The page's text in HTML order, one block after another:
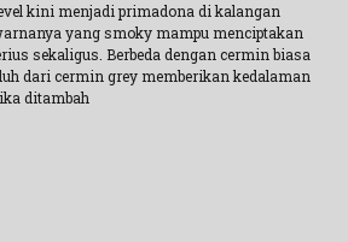
kini menjadi primadona di kalangan
yang smoky mampu menciptakan
sekaligus. Berbeda dengan cermin biasa
dari cermin grey memberikan kedalaman
ditambah